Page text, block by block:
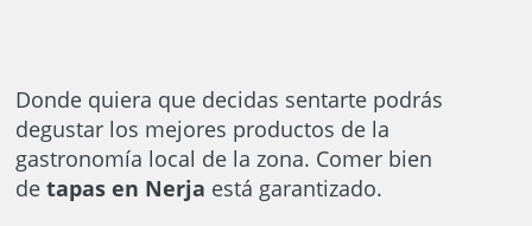
Donde quiera que decidas sentarte podrás
degustar los mejores productos de la
gastronomía local de la zona. Comer bien
de tapas en Nerja está garantizado.